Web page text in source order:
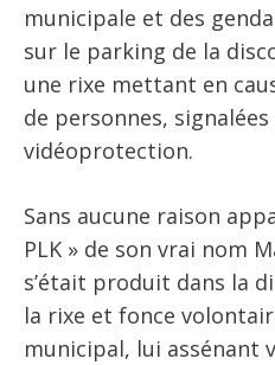
municipale et des
sur le parking de la
une rixe mettant en
de personnes,
vidéoprotection.
Sans aucune raison
PLK » de son vrai nom
s’était produit dans la
la rixe et fonce
municipal, lui assénant